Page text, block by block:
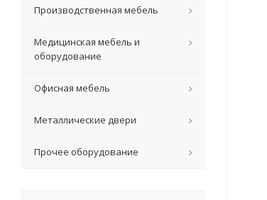
Производственная мебель
Медицинская мебель и
оборудование
Офисная мебель
Металлические двери
Прочее оборудование